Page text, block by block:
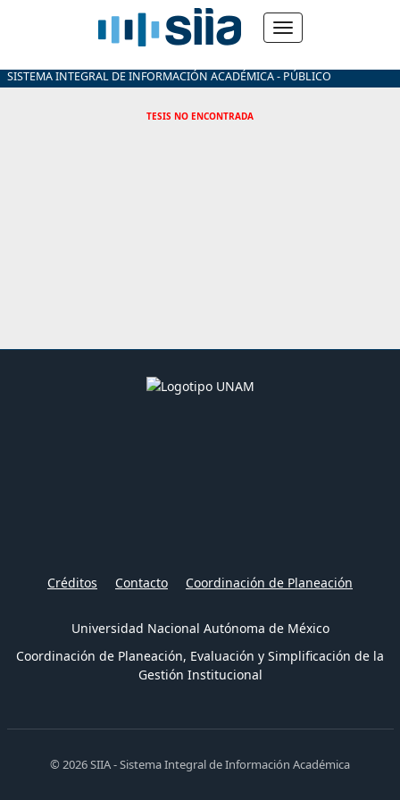
SISTEMA INTEGRAL DE INFORMACIÓN ACADÉMICA - PÚBLICO
TESIS NO ENCONTRADA
Créditos Contacto Coordinación de Planeación
Universidad Nacional Autónoma de México
Coordinación de Planeación, Evaluación y Simplificación de la
Gestión Institucional
© 2026 SIIA - Sistema Integral de Información Académica